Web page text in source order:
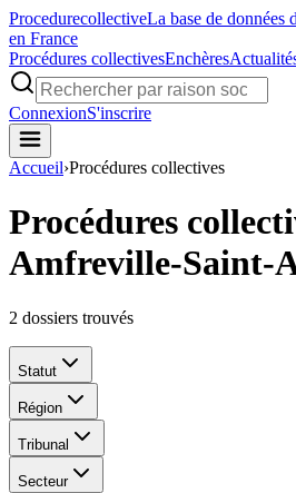
ProcedurecollectiveLa base de données
en France
Procédures collectivesEnchères
ConnexionS'inscrire
Accueil›Procédures collectives
Procédures
Amfreville-Saint-
2 dossiers trouvés
Statut
Région
Tribunal
Secteur